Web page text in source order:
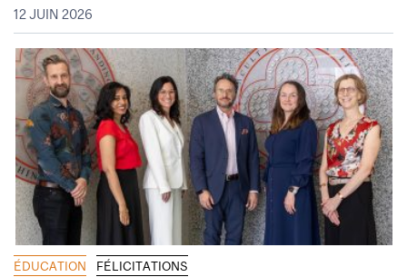
12 JUIN 2026
ÉDUCATION FÉLICITATIONS